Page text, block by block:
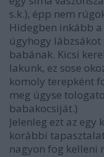
s.k.), épp nem
Hidegben inkább
úgyhogy lábzsákot
babának. Kicsi
lakunk, ez sose
komoly terepként
meg úgyse
babakocsiját.)
Jelenleg ezt az
korábbi
nagyon fog kelleni